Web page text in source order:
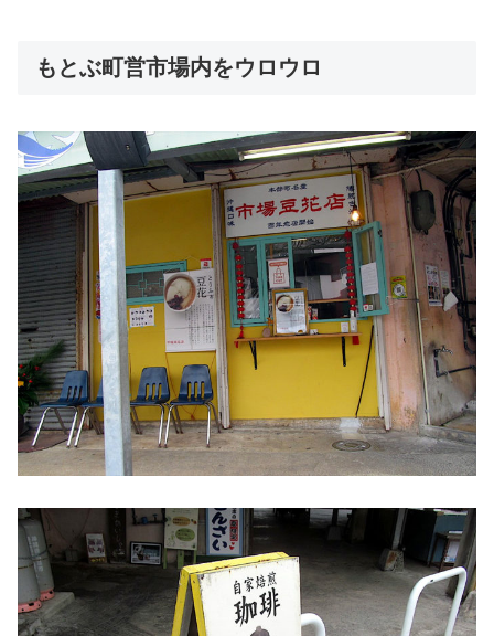
もとぶ町営市場内をウロウロ